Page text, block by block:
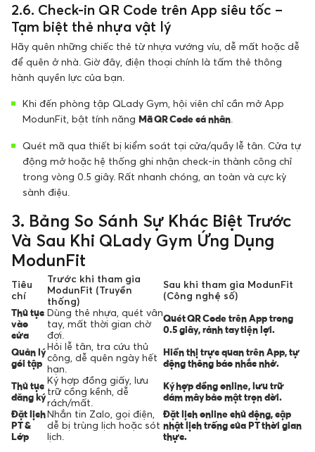
2.6. Check-in QR Code trên App siêu tốc –
Tạm biệt thẻ nhựa vật lý
Hãy quên những chiếc thẻ từ nhựa vướng víu, dễ mất hoặc dễ
để quên ở nhà. Giờ đây, điện thoại chính là tấm thẻ thông
hành quyền lực của bạn.
Khi đến phòng tập QLady Gym, hội viên chỉ cần mở App
ModunFit, bật tính năng Mã QR Code cá nhân
Quét mã qua thiết bị kiểm soát tại cửa/quầy lễ tân. Cửa tự
động mở hoặc hệ thống ghi nhận check-in thành công chỉ
trong vòng 0.5 giây. Rất nhanh chóng, an toàn và cực kỳ
sành điệu.
3. Bảng So Sánh Sự Khác Biệt Trước
Và Sau Khi QLady Gym Ứng Dụng
ModunFit
Tiêu
chí
Trước khi tham gia
ModunFit (Truyền
thống)
Sau khi tham gia ModunFit
(Công nghệ số)
Thủ tục
vào
cửa
Dùng thẻ nhựa, quét vân
tay, mất thời gian chờ
đợi.
Quét QR Code trên App trong
0.5 giây, rảnh tay tiện lợi.
Quản lý
gói tập
Hỏi lễ tân, tra cứu thủ
công, dễ quên ngày hết
hạn.
Hiển thị trực quan trên App, tự
động thông báo nhắc nhở.
Thủ tục
đăng ký
Ký hợp đồng giấy, lưu
trữ cồng kềnh, dễ
rách/mất.
Ký hợp đồng online, lưu trữ
đám mây bảo mật trọn đời.
Đặt lịch
PT &
Lớp
Nhắn tin Zalo, gọi điện,
dễ bị trùng lịch hoặc sót
lịch.
Đặt lịch online chủ động, cập
nhật lịch trống của PT thời gian
thực.